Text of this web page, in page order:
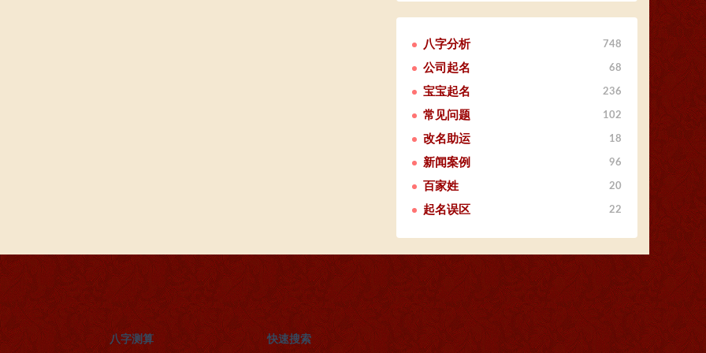
八字分析 748
公司起名 68
宝宝起名 236
常见问题 102
改名助运 18
新闻案例 96
百家姓 20
起名误区 22
八字测算 快速搜索